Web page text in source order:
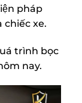
pháp
chiếc xe.
trình bọc
nay.